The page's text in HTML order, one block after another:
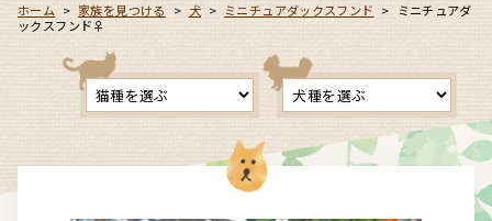
ホーム > 家族を見つける > 犬 > ミニチュアダックスフンド > ミニチュアダ
ックスフンド♀